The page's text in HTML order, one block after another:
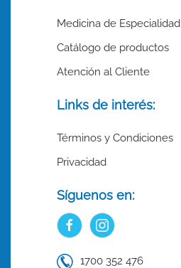
Medicina de Especialidad
Catálogo de productos
Atención al Cliente
Links de interés:
Términos y Condiciones
Privacidad
Síguenos en:
1700 352 476